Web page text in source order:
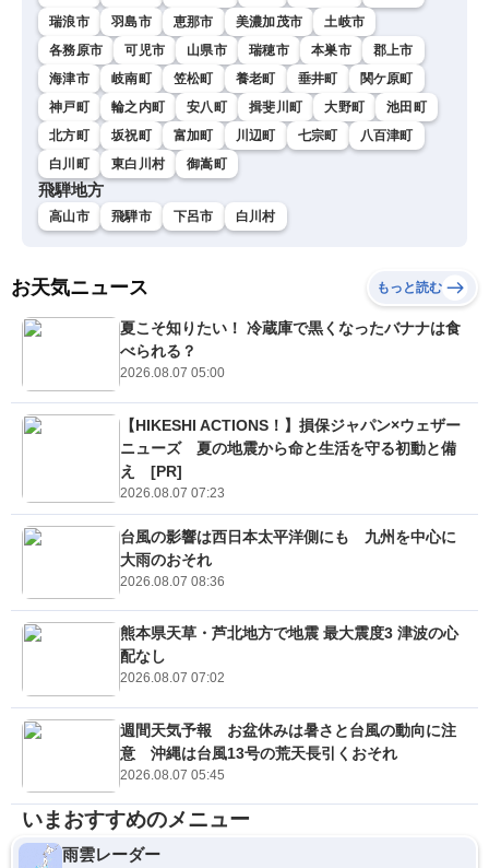
瑞浪市
羽島市 恵那市 美濃加茂市
土岐市
各務原市
可児市 山県市 瑞穂市 本巣市
郡上市
海津市
岐南町 笠松町 養老町 垂井町
関ケ原町
神戸町
輪之内町 安八町 揖斐川町 大野町
池田町
北方町
坂祝町 富加町 川辺町 七宗町
八百津町
白川町
東白川村 御嵩町
飛騨地方
高山市 飛騨市 下呂市 白川村
お天気ニュース もっと読む
夏こそ知りたい！ 冷蔵庫で黒くなったバナナは食
べられる？
2026.08.07 05:00
【HIKESHI ACTIONS！】損保ジャパン×ウェザー
ニューズ 夏の地震から命と生活を守る初動と備
え [PR]
2026.08.07 07:23
台風の影響は西日本太平洋側にも 九州を中心に
大雨のおそれ
2026.08.07 08:36
熊本県天草・芦北地方で地震 最大震度3 津波の心
配なし
2026.08.07 07:02
週間天気予報 お盆休みは暑さと台風の動向に注
意 沖縄は台風13号の荒天長引くおそれ
2026.08.07 05:45
いまおすすめのメニュー
雨雲レーダー